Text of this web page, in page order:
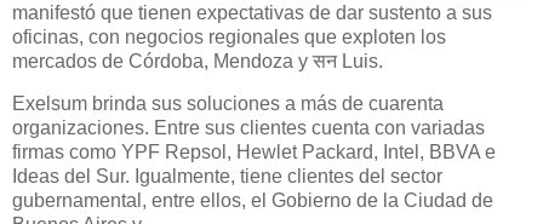
manifestó que tienen expectativas de dar sustento a sus
oficinas, con negocios regionales que exploten los
mercados de Córdoba, Mendoza y सन Luis.
Exelsum brinda sus soluciones a más de cuarenta
organizaciones. Entre sus clientes cuenta con variadas
firmas como YPF Repsol, Hewlet Packard, Intel, BBVA e
Ideas del Sur. Igualmente, tiene clientes del sector
gubernamental, entre ellos, el Gobierno de la Ciudad de